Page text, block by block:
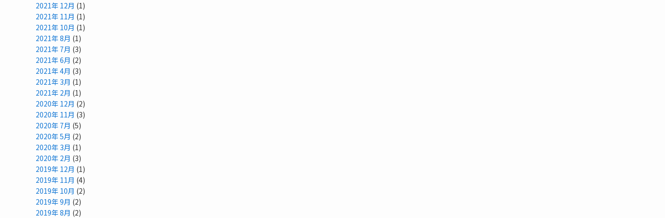
2021年 12月 (1)
2021年 11月 (1)
2021年 10月 (1)
2021年 8月 (1)
2021年 7月 (3)
2021年 6月 (2)
2021年 4月 (3)
2021年 3月 (1)
2021年 2月 (1)
2020年 12月 (2)
2020年 11月 (3)
2020年 7月 (5)
2020年 5月 (2)
2020年 3月 (1)
2020年 2月 (3)
2019年 12月 (1)
2019年 11月 (4)
2019年 10月 (2)
2019年 9月 (2)
2019年 8月 (2)